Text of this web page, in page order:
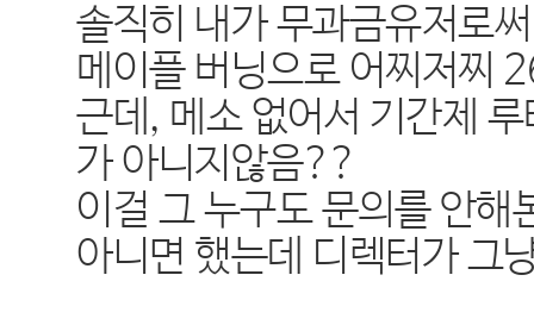
솔직히 내가 무과금유저로
메이플 버닝으로 어찌저찌
근데, 메소 없어서 기간제
가 아니지않음??
이걸 그 누구도 문의를 안
아니면 했는데 디렉터가 그